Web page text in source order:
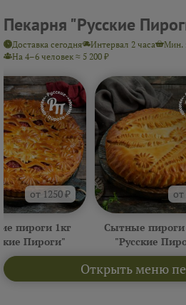
Пекарня "Русские
Открыть меню
Доставка сегодня Интервал 2 часа Мин.
На 4–6 человек ≈ 5 200 ₽
от 1250 ₽
пироги 1кг
Пироги"
от
Сытные пироги
"Русские